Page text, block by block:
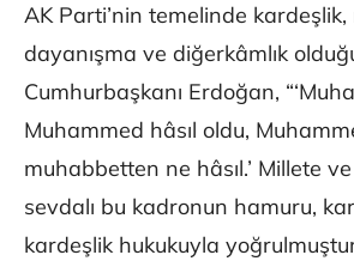
AK Parti’nin temelinde
dayanışma ve diğerkâmlık
Cumhurbaşkanı Erdoğan,
Muhammed hâsıl oldu,
muhabbetten ne hâsıl.’ Millete
sevdalı bu kadronun hamuru,
kardeşlik hukukuyla